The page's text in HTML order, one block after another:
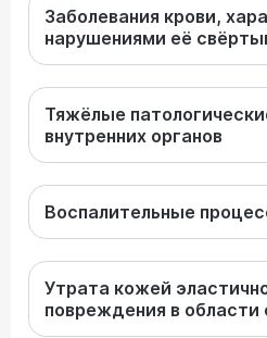
Заболевания крови,
нарушениями её
Тяжёлые
внутренних органов
Воспалительные
Утрата кожей
повреждения в области